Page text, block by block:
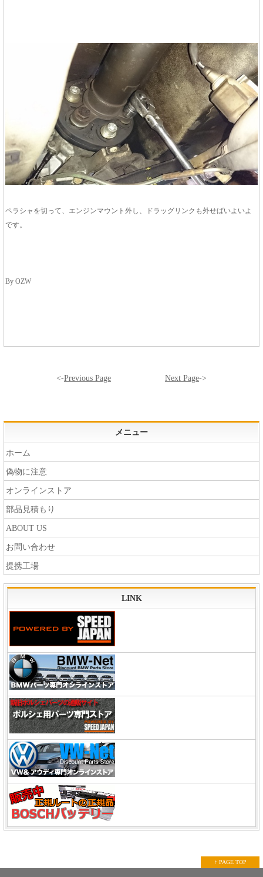
ペラシャを切って、エンジンマウント外し、ドラッグリンクも外せばいよいよ
です。
By OZW
<-Previous Page Next Page->
メニュー
ホーム
偽物に注意
オンラインストア
部品見積もり
ABOUT US
お問い合わせ
提携工場
LINK
↑ PAGE TOP